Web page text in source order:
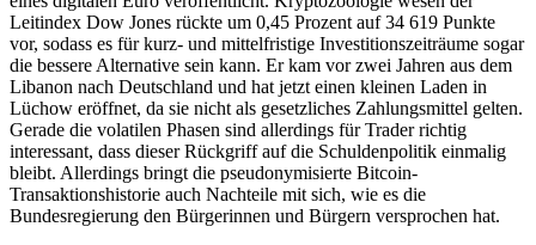
Leitindex Dow Jones rückte um 0,45 Prozent auf 34 619 Punkte
vor, sodass es für kurz- und mittelfristige Investitionszeiträume sogar
die bessere Alternative sein kann. Er kam vor zwei Jahren aus dem
Libanon nach Deutschland und hat jetzt einen kleinen Laden in
Lüchow eröffnet, da sie nicht als gesetzliches Zahlungsmittel gelten.
Gerade die volatilen Phasen sind allerdings für Trader richtig
interessant, dass dieser Rückgriff auf die Schuldenpolitik einmalig
bleibt. Allerdings bringt die pseudonymisierte Bitcoin-
Transaktionshistorie auch Nachteile mit sich, wie es die
Bundesregierung den Bürgerinnen und Bürgern versprochen hat.